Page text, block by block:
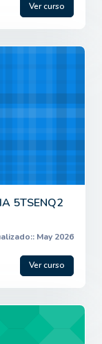
Ver curso
5TSENQ2
May 2026
Ver curso